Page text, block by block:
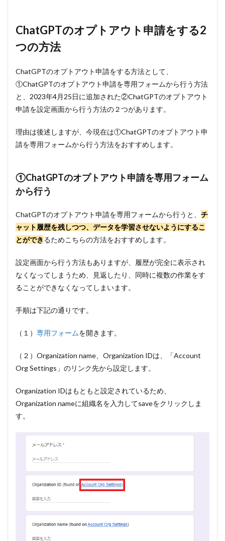
ChatGPTのオプトアウト申請をする2
つの方法
ChatGPTのオプトアウト申請をする方法として、
①ChatGPTのオプトアウト申請を専用フォームから行う方法
と、2023年4月25日に追加された②ChatGPTのオプトアウト
申請を設定画面から行う方法の２つがあります。
理由は後述しますが、今現在は①ChatGPTのオプトアウト申
請を専用フォームから行う方法をおすすめします。
①ChatGPTのオプトアウト申請を専用フォーム
から行う
ChatGPTのオプトアウト申請を専用フォームから行うと、 チ
ャット履歴を残しつつ、データを学習させないようにするこ
とができるためこちらの方法をおすすめします。
設定画面から行う方法もありますが、履歴が完全に表示され
なくなってしまうため、見返したり、同時に複数の作業をす
ることができなくなってしまいます。
手順は下記の通りです。
（１） 専用フォームを開きます。
（２）Organization name、Organization IDは、「Account
Org Settings」のリンク先から設定します。
Organization IDはもともと設定されているため、
Organization nameに組織名を入力してsaveをクリックしま
す。